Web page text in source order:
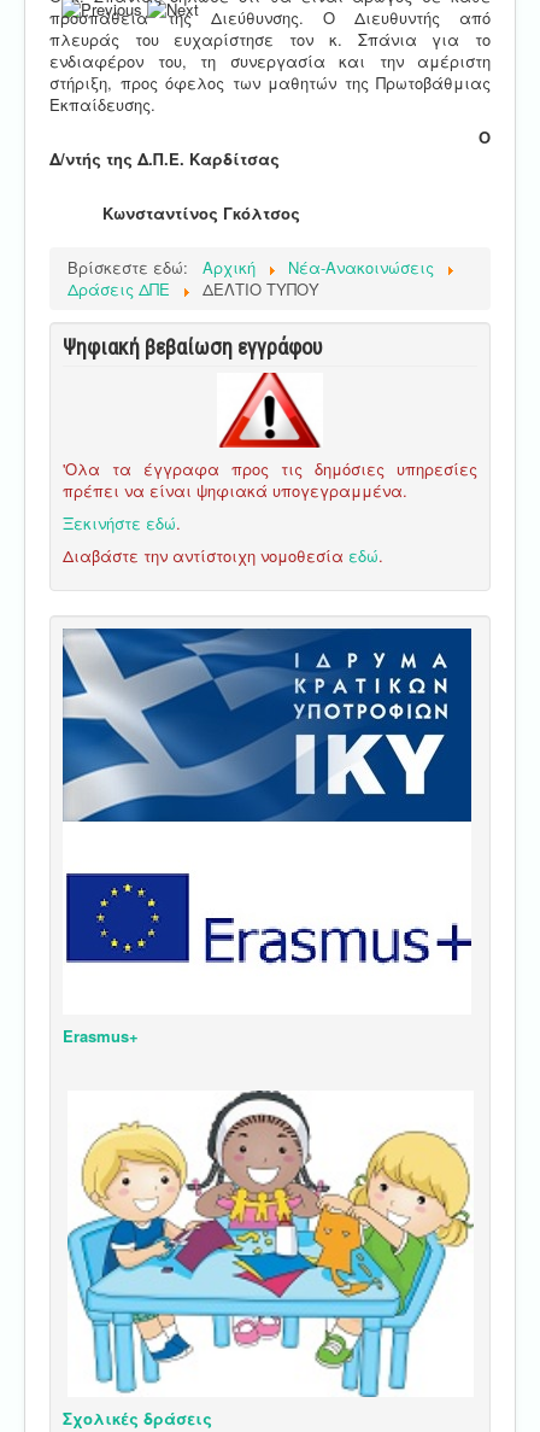
προσπάθεια της Διεύθυνσης. Ο Διευθυντής από
πλευράς του ευχαρίστησε τον κ. Σπάνια για το
ενδιαφέρον του, τη συνεργασία και την αμέριστη
στήριξη, προς όφελος των μαθητών της Πρωτοβάθμιας
Εκπαίδευσης.
Ο
Δ/ντής της Δ.Π.Ε. Καρδίτσας
Κωνσταντίνος Γκόλτσος
Βρίσκεστε εδώ: Αρχική
Νέα-Ανακοινώσεις
Δράσεις ΔΠΕ
ΔΕΛΤΙΟ ΤΥΠΟΥ
Ψηφιακή βεβαίωση εγγράφου
'Ολα τα έγγραφα προς τις δημόσιες υπηρεσίες
πρέπει να είναι ψηφιακά υπογεγραμμένα.
Ξεκινήστε εδώ.
Διαβάστε την αντίστοιχη νομοθεσία εδώ.
Erasmus+
Σχολικές δράσεις